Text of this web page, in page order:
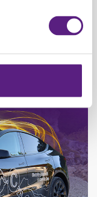
Tesla Roadster označio
Y naravno puno je